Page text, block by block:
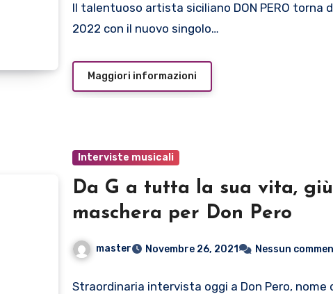
Il talentuoso artista siciliano DON PERO torna
2022 con il nuovo singolo…
Maggiori informazioni
Interviste musicali
Da G a tutta la sua vita,
maschera per Don Pero
master Novembre 26, 2021 Nessun
Straordinaria intervista oggi a Don Pero, nome